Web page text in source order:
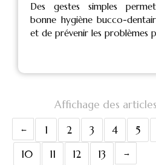
Des gestes simples
bonne hygiène bucco-
et de prévenir les problèmes
Affichage des
1
2 3 4 5
10
11 12 13